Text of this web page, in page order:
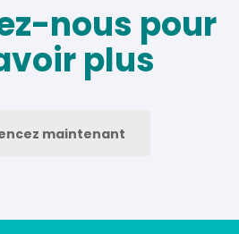
nous pour
plus
maintenant